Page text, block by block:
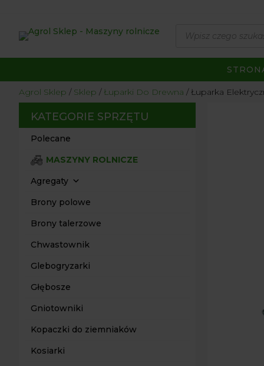
produktów
Agrol Sklep Sklep Łuparki Do Drewna Łuparka
KATEGORIE SPRZĘTU
Polecane
MASZYNY ROLNICZE
Agregaty
Brony polowe
Brony talerzowe
Chwastownik
Glebogryzarki
Głębosze
Gniotowniki
Kopaczki do ziemniaków
Kosiarki